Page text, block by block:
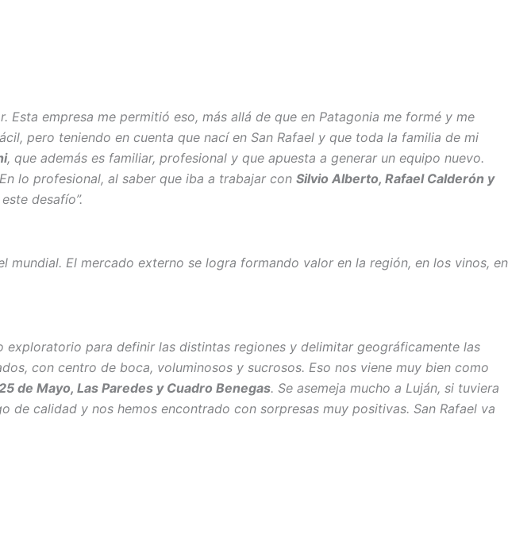
empresa me permitió eso, más allá de que en Patagonia me formé y me
pero teniendo en cuenta que nací en San Rafael y que toda la familia de mi
, que además es familiar, profesional y que apuesta a generar un equipo nuevo.
lo profesional, al saber que iba a trabajar con Silvio Alberto, Rafael Calderón y
desafío”.
El mercado externo se logra formando valor en la región, en los vinos, en
para definir las distintas regiones y delimitar geográficamente las
con centro de boca, voluminosos y sucrosos. Eso nos viene muy bien como
de Mayo, Las Paredes y Cuadro Benegas. Se asemeja mucho a Luján, si tuviera
calidad y nos hemos encontrado con sorpresas muy positivas. San Rafael va